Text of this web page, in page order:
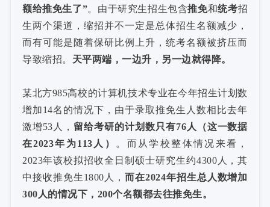
额给推免生了”。由于研究生招生包含推免和统考招
生两个渠道，缩招并不一定是总体招生名额减少，
而有可能是随着保研比例上升，统考名额被挤压而
导致缩招。 天平两端，一边升，另一边就得降。
某北方985高校的计算机技术专业在今年招生计划数
增加14名的情况下，由于录取推免生人数相比去年
激增53人， 留给考研的计划数只有76人（这一数据
在2023年为113人）
。而从学校整体情况来看，
2023年该校拟招收全日制硕士研究生约4300人，其
中接收推免生1800人，而在2024年招生总人数增加
300人的情况下，200个名额都去往推免生。